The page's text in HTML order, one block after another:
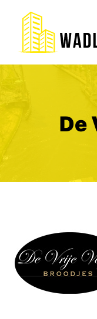
inhoud
De